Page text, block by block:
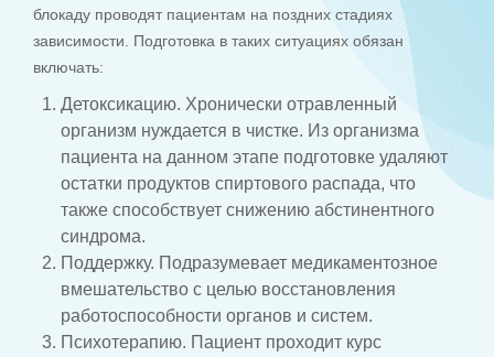
блокаду проводят пациентам на поздних стадиях
зависимости. Подготовка в таких ситуациях обязан
включать:
Детоксикацию. Хронически отравленный
организм нуждается в чистке. Из организма
пациента на данном этапе подготовке удаляют
остатки продуктов спиртового распада, что
также способствует снижению абстинентного
синдрома.
Поддержку. Подразумевает медикаментозное
вмешательство с целью восстановления
работоспособности органов и систем.
Психотерапию. Пациент проходит курс